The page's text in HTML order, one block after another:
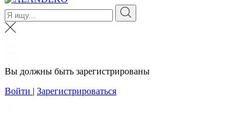
Вы должны быть зарегистрированы
Войти | Зарегистрироваться